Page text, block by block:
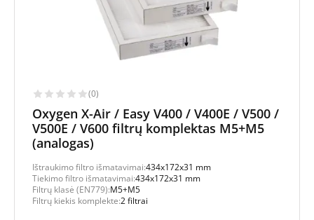
(0)
Oxygen X-Air / Easy V400 / V400E / V500 /
V500E / V600 filtrų komplektas M5+M5
(analogas)
Ištraukimo filtro išmatavimai:434x172x31 mm
Tiekimo filtro išmatavimai:434x172x31 mm
Filtrų klasė (EN779):M5+M5
Filtrų kiekis komplekte:2 filtrai